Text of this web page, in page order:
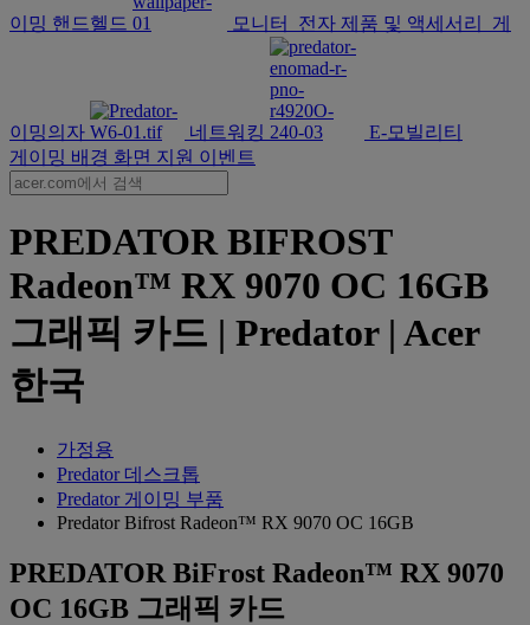
이밍 핸드헬드 모니터 전자 제품 및 액세서리 게
이밍의자 네트워킹
E-모빌리티
게이밍 배경 화면 지원 이벤트
PREDATOR BIFROST
Radeon™ RX 9070 OC 16GB
그래픽 카드 | Predator | Acer
한국
가정용
Predator 데스크톱
Predator 게이밍 부품
Predator Bifrost Radeon™ RX 9070 OC 16GB
PREDATOR BiFrost Radeon™ RX 9070
OC 16GB 그래픽 카드